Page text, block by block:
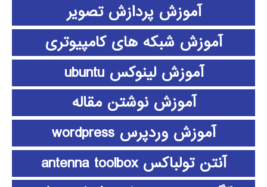
آموزش پردازش تصویر
آموزش شبکه های کامپیوتری
آموزش لینوکس ubuntu
آموزش نوشتن مقاله
آموزش وردپرس wordpress
آنتن تولباکس antenna toolbox